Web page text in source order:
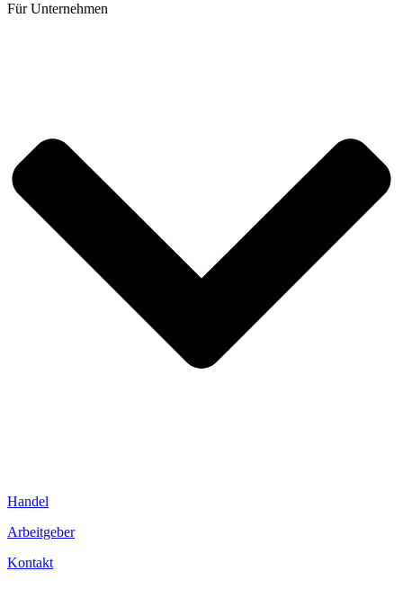
Für Unternehmen
Handel
Arbeitgeber
Kontakt